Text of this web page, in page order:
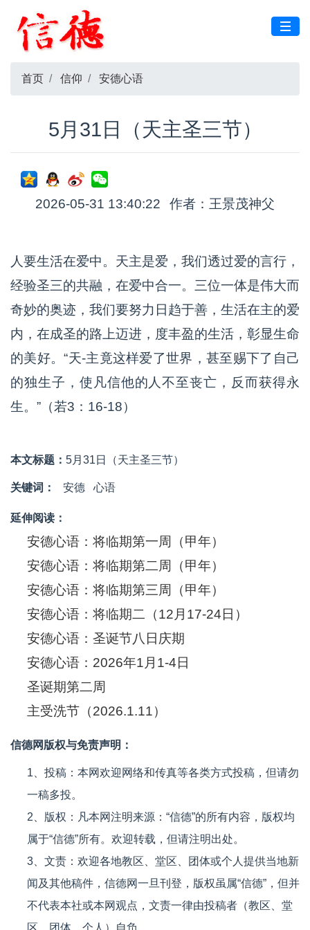
首页 信仰 安德心语
5月31日（天主圣三节）
2026-05-31 13:40:22 作者：王景茂神父
人要生活在爱中。天主是爱，我们透过爱的言行，
经验圣三的共融，在爱中合一。三位一体是伟大而
奇妙的奥迹，我们要努力日趋于善，生活在主的爱
内，在成圣的路上迈进，度丰盈的生活，彰显生命
的美好。“天-主竟这样爱了世界，甚至赐下了自己
的独生子，使凡信他的人不至丧亡，反而获得永
生。”（若3：16-18）
本文标题： 5月31日（天主圣三节）
关键词： 安德 心语
延伸阅读：
安德心语：将临期第一周（甲年）
安德心语：将临期第二周（甲年）
安德心语：将临期第三周（甲年）
安德心语：将临期二（12月17-24日）
安德心语：圣诞节八日庆期
安德心语：2026年1月1-4日
圣诞期第二周
主受洗节（2026.1.11）
信德网版权与免责声明：
1、投稿：本网欢迎网络和传真等各类方式投稿，但请勿
一稿多投。
2、版权：凡本网注明来源：“信德”的所有内容，版权均
属于“信德”所有。欢迎转载，但请注明出处。
3、文责：欢迎各地教区、堂区、团体或个人提供当地新
闻及其他稿件，信德网一旦刊登，版权虽属“信德”，但并
不代表本社或本网观点，文责一律由投稿者（教区、堂
区、团体、个人）自负。